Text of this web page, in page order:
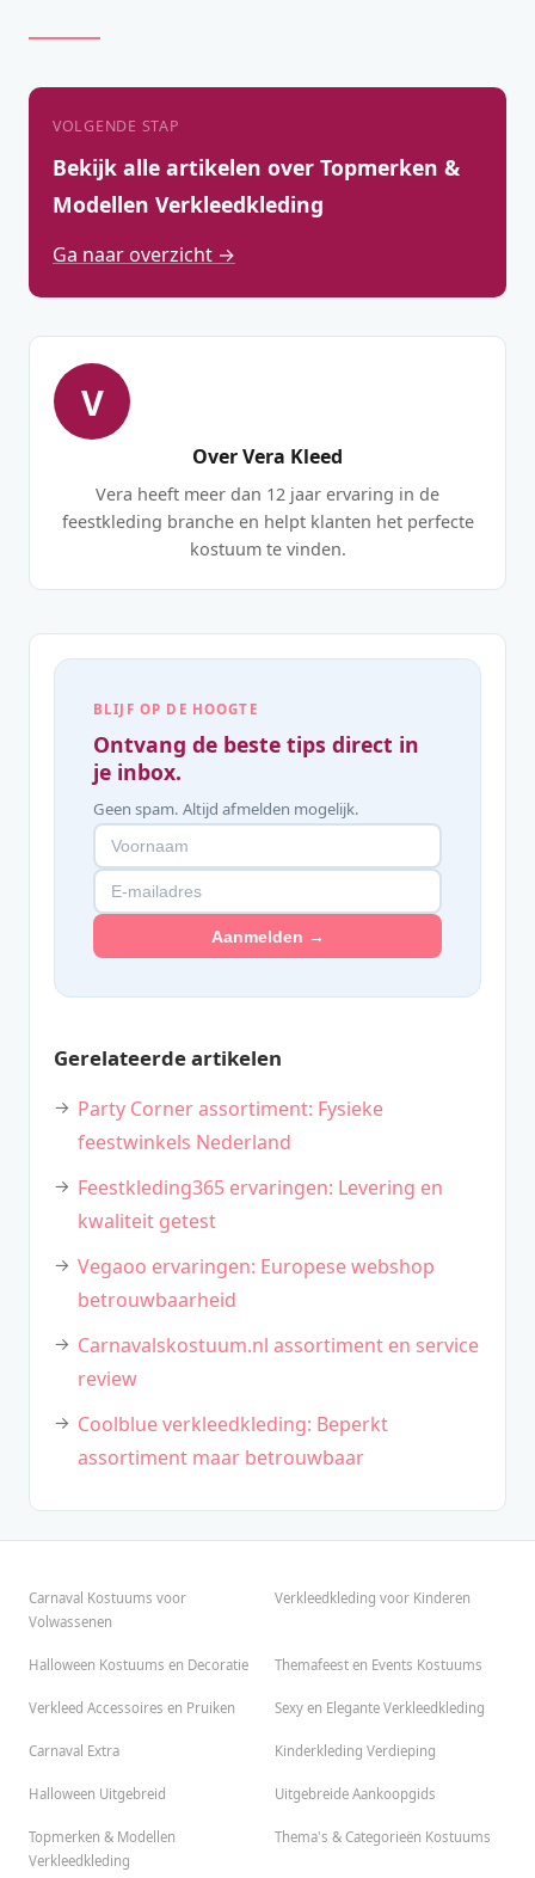
VOLGENDE STAP
Bekijk alle artikelen over Topmerken &
Modellen Verkleedkleding
Ga naar overzicht →
V
Over Vera Kleed
Vera heeft meer dan 12 jaar ervaring in de
feestkleding branche en helpt klanten het perfecte
kostuum te vinden.
BLIJF OP DE HOOGTE
Ontvang de beste tips direct in
je inbox.
Geen spam. Altijd afmelden mogelijk.
Aanmelden →
Gerelateerde artikelen
Party Corner assortiment: Fysieke
feestwinkels Nederland
Feestkleding365 ervaringen: Levering en
kwaliteit getest
Vegaoo ervaringen: Europese webshop
betrouwbaarheid
Carnavalskostuum.nl assortiment en service
review
Coolblue verkleedkleding: Beperkt
assortiment maar betrouwbaar
Carnaval Kostuums voor
Volwassenen
Verkleedkleding voor Kinderen
Halloween Kostuums en Decoratie Themafeest en Events Kostuums
Verkleed Accessoires en Pruiken Sexy en Elegante Verkleedkleding
Carnaval Extra Kinderkleding Verdieping
Halloween Uitgebreid Uitgebreide Aankoopgids
Topmerken & Modellen
Verkleedkleding
Thema's & Categorieën Kostuums